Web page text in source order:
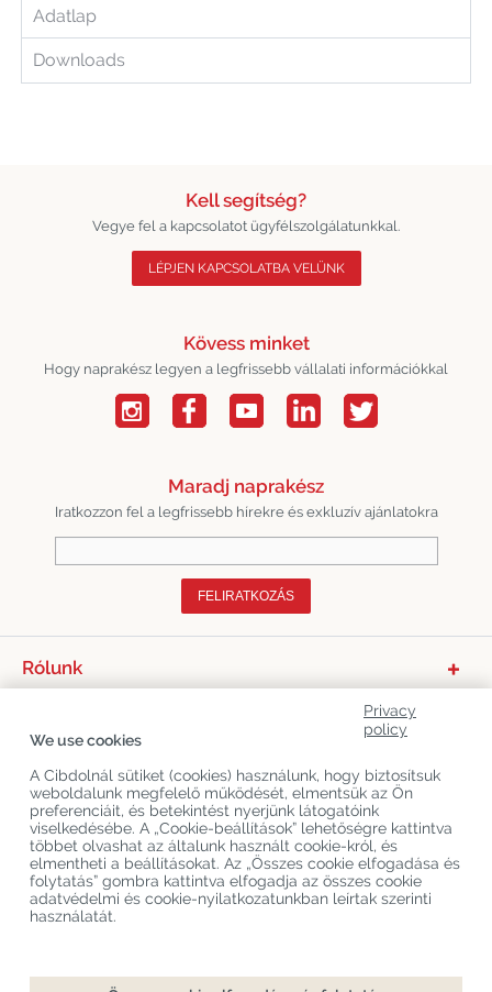
Hozzáadás a kosárhoz
Adatlap
Downloads
Kell segítség?
Vegye fel a kapcsolatot ügyfélszolgálatunkkal.
LÉPJEN KAPCSOLATBA VELÜNK
Kövess minket
Hogy naprakész legyen a legfrissebb vállalati információkkal
Maradj naprakész
Iratkozzon fel a legfrissebb hírekre és exkluzív ajánlatokra
FELIRATKOZÁS
Rólunk
Vevőszolgálat
Legújabb CBD Blogok
Privacy
policy
We use cookies
A Cibdolnál sütiket (cookies) használunk, hogy biztosítsuk
weboldalunk megfelelő működését, elmentsük az Ön
preferenciáit, és betekintést nyerjünk látogatóink
viselkedésébe. A „Cookie-beállítások” lehetőségre kattintva
többet olvashat az általunk használt cookie-król, és
elmentheti a beállításokat. Az „Összes cookie elfogadása és
folytatás” gombra kattintva elfogadja az összes cookie
adatvédelmi és cookie-nyilatkozatunkban leírtak szerinti
használatát.
Copyright©Cibdol Last updated 08-08-2026
Cibdol bv , Handelsweg 1a, 5492NL Sint-Oedenrode, the Netherlands
KvK: 76495035 VAT: NL860644923B01